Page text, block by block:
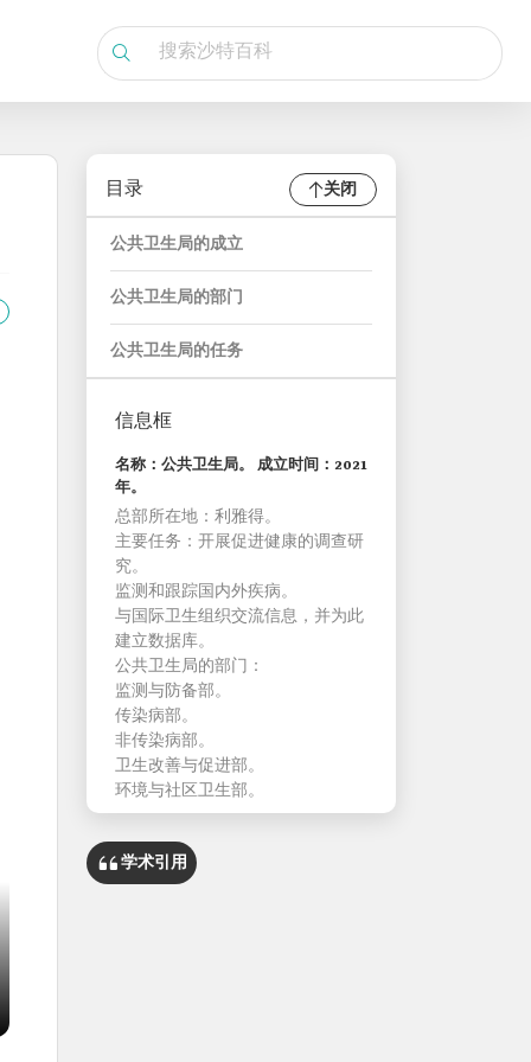
目录 关闭
公共卫生局的成立
公共卫生局的部门
公共卫生局的任务
信息框
名称：公共卫生局。 成立时间：2021
年。
总部所在地：利雅得。
主要任务：开展促进健康的调查研
究。
监测和跟踪国内外疾病。
与国际卫生组织交流信息，并为此
建立数据库。
公共卫生局的部门：
监测与防备部。
传染病部。
非传染病部。
卫生改善与促进部。
环境与社区卫生部。
学术引用